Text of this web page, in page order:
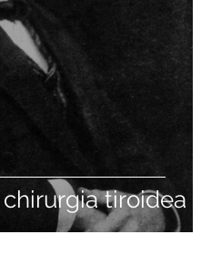
tiroidea